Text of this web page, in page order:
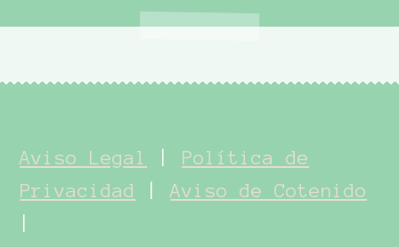
Aviso Legal
Política de
Privacidad
|Aviso de Cotenido